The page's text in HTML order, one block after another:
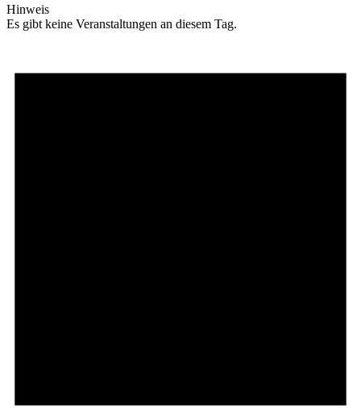
Hinweis
Es gibt keine Veranstaltungen an diesem Tag.